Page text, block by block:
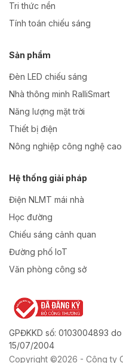
Tri thức nền
Tính toán chiếu sáng
Sản phẩm
Đèn LED chiếu sáng
Nhà thông minh RalliSmart
Năng lượng mặt trời
Thiết bị điện
Nông nghiệp công nghệ cao
Hệ thống giải pháp
Điện NLMT mái nhà
Học đường
Chiếu sáng cảnh quan
Đường phố IoT
Văn phòng công sở
GPĐKKD số: 0103004893
15/07/2004
Copyright ©2026 - Công ty